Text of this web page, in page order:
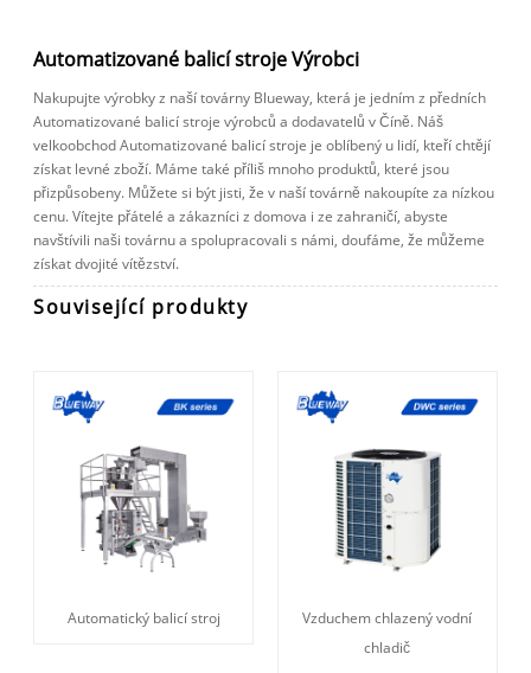
Automatizované balicí stroje Výrobci
Nakupujte výrobky z naší továrny Blueway, která je jedním z předních
Automatizované balicí stroje výrobců a dodavatelů v Číně. Náš
velkoobchod Automatizované balicí stroje je oblíbený u lidí, kteří chtějí
získat levné zboží. Máme také příliš mnoho produktů, které jsou
přizpůsobeny. Můžete si být jisti, že v naší továrně nakoupíte za nízkou
cenu. Vítejte přátelé a zákazníci z domova i ze zahraničí, abyste
navštívili naši továrnu a spolupracovali s námi, doufáme, že můžeme
získat dvojité vítězství.
Související produkty
Automatický balicí stroj
Vzduchem chlazený vodní
chladič